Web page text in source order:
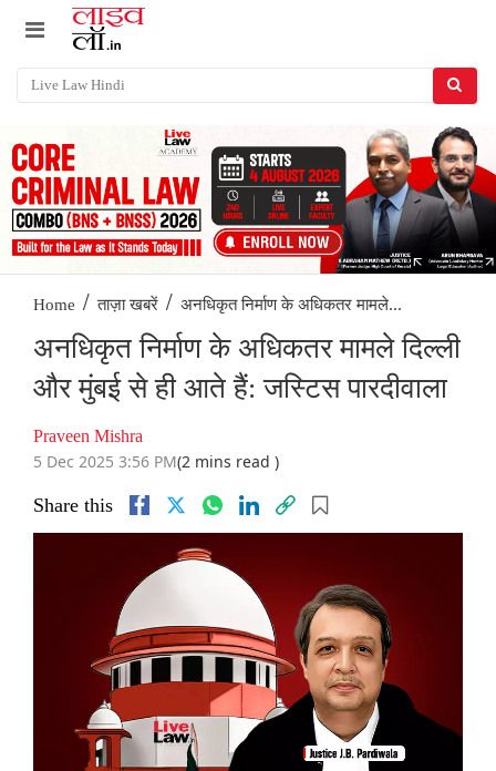
Home / ताज़ा खबरें / अनधिकृत निर्माण के अधिकतर मामले...
अनधिकृत निर्माण के अधिकतर मामले दिल्ली
और मुंबई से ही आते हैं: जस्टिस पारदीवाला
Praveen Mishra
5 Dec 2025 3:56 PM(2 mins read )
Share this